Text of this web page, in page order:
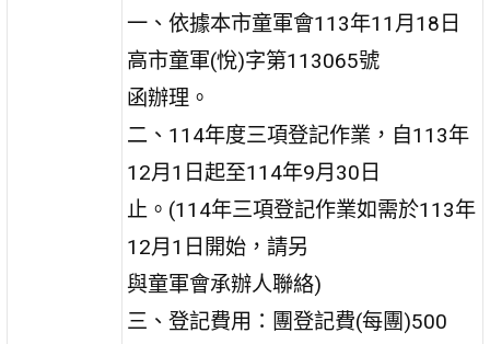
一、依據本市童軍會113年11月18日
高市童軍(悅)字第113065號
函辦理。
二、114年度三項登記作業，自113年
12月1日起至114年9月30日
止。(114年三項登記作業如需於113年
12月1日開始，請另
與童軍會承辦人聯絡)
三、登記費用：團登記費(每團)500